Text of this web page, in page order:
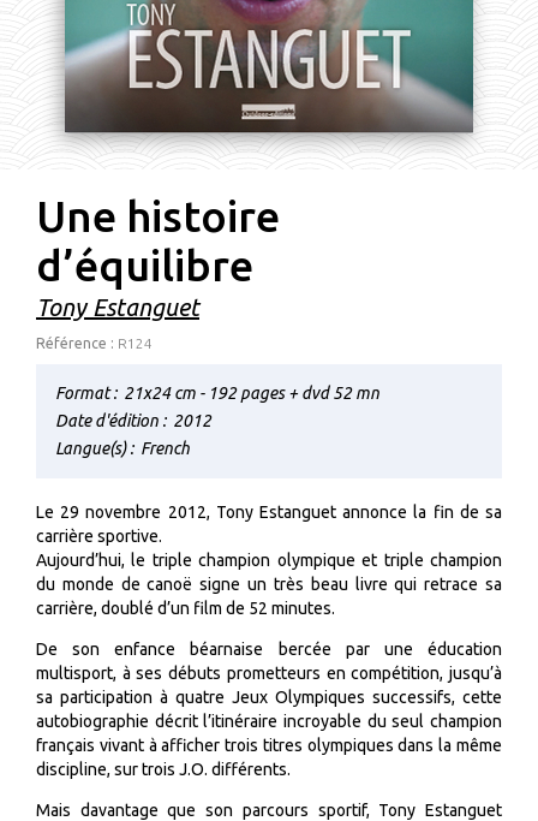
Une histoire
d’équilibre
Tony Estanguet
Référence : R124
Format : 21x24 cm - 192 pages + dvd 52 mn
Date d'édition : 2012
Langue(s) : French
Le 29 novembre 2012, Tony Estanguet annonce la fin de sa
carrière sportive.
Aujourd’hui, le triple champion olympique et triple champion
du monde de canoë signe un très beau livre qui retrace sa
carrière, doublé d’un film de 52 minutes.
De son enfance béarnaise bercée par une éducation
multisport, à ses débuts prometteurs en compétition, jusqu’à
sa participation à quatre Jeux Olympiques successifs, cette
autobiographie décrit l’itinéraire incroyable du seul champion
français vivant à afficher trois titres olympiques dans la même
discipline, sur trois J.O. différents.
Mais davantage que son parcours sportif, Tony Estanguet